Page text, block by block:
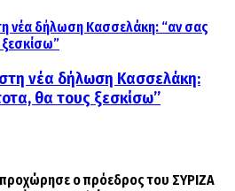
νέα δήλωση Κασσελάκη:
θα τους ξεσκίσω”
ο πρόεδρος του ΣΥΡΙΖΑ